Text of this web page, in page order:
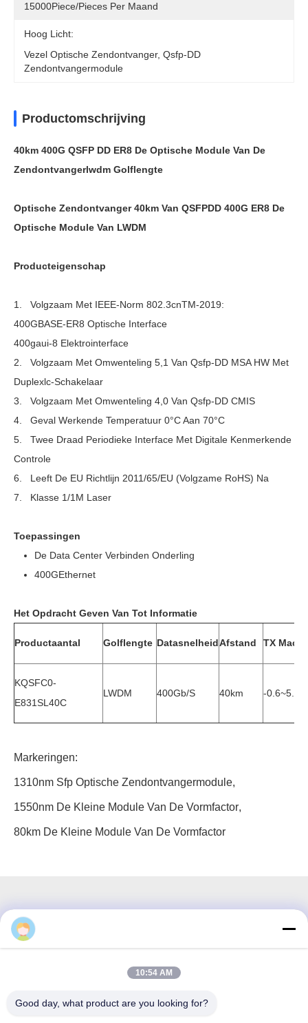
15000Piece/Pieces Per Maand
Hoog Licht:
Vezel Optische Zendontvanger, Qsfp-DD
Zendontvangermodule
Productomschrijving
40km 400G QSFP DD ER8 De Optische Module Van De
Zendontvangerlwdm Golflengte
Optische Zendontvanger 40km Van QSFPDD 400G ER8 De
Optische Module Van LWDM
Producteigenschap
1. Volgzaam Met IEEE-Norm 802.3cnTM-2019:
400GBASE-ER8 Optische Interface
400gaui-8 Elektrointerface
2. Volgzaam Met Omwenteling 5,1 Van Qsfp-DD MSA HW Met
Duplexlc-Schakelaar
3. Volgzaam Met Omwenteling 4,0 Van Qsfp-DD CMIS
4. Geval Werkende Temperatuur 0°C Aan 70°C
5. Twee Draad Periodieke Interface Met Digitale Kenmerkende
Controle
6. Leeft De EU Richtlijn 2011/65/EU (volgzame RoHS) Na
7. Klasse 1/1M Laser
Toepassingen
De Data Center Verbinden Onderling
400GEthernet
Het Opdracht Geven Van Tot Informatie
Productaantal Golflengte DatasnelheidAfstand TX Macht
KQSFC0-
E831SL40C
LWDM 400Gb/s 40km -
Markeringen:
1310nm Sfp Optische Zendontvangermodule,
1550nm De Kleine Module Van De Vormfactor,
80km De Kleine Module Van De Vormfactor
E-mailen: fanny@opticking.com
Tel.: +86-755-83425935-83425936
10:54 AM
Good day, what product are you looking for?